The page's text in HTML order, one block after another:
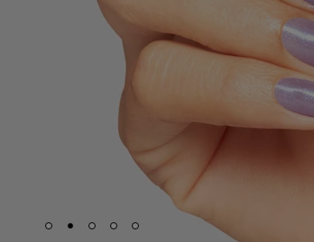
Skip to slide
Skip to slide
Skip to slide
Skip to slide 4
Skip to slide5